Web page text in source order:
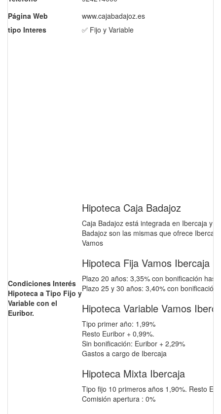
Página Web
www.cajabadajoz.es
tipo Interes
✅ Fijo y Variable
Condiciones Interés
Hipoteca a Tipo Fijo y
Variable con el
Euribor.
Hipoteca Caja Badajoz
Caja Badajoz está integrada en Ibercaja y
Badajoz son las mismas que ofrece
Vamos
Hipoteca Fija Vamos Ibercaja
Plazo 20 años: 3,35% con bonificación
Plazo 25 y 30 años: 3,40% con bonificación
Hipoteca Variable Vamos
Tipo primer año: 1,99%
Resto Euribor + 0,99%.
Sin bonificación: Euribor + 2,29%
Gastos a cargo de Ibercaja
Hipoteca Mixta Ibercaja
Tipo fijo 10 primeros años 1,90%. Resto
Comisión apertura : 0%